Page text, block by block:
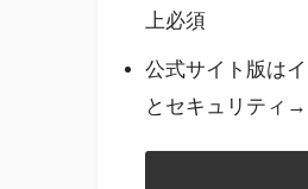
上必須
公式サイト版は
とセキュリティ